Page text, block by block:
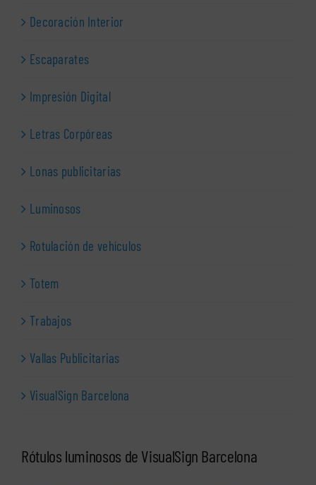
Decoración Interior
Escaparates
Impresión Digital
Letras Corpóreas
Lonas publicitarias
Luminosos
Rotulación de vehículos
Totem
Trabajos
Vallas Publicitarias
VisualSign Barcelona
Rótulos luminosos de VisualSign Barcelona